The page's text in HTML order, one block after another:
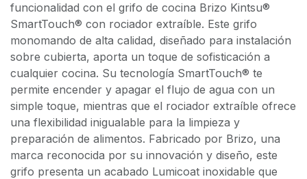
funcionalidad con el grifo de cocina Brizo Kintsu®
SmartTouch® con rociador extraíble. Este grifo
monomando de alta calidad, diseñado para instalación
sobre cubierta, aporta un toque de sofisticación a
cualquier cocina. Su tecnología SmartTouch® te
permite encender y apagar el flujo de agua con un
simple toque, mientras que el rociador extraíble ofrece
una flexibilidad inigualable para la limpieza y
preparación de alimentos. Fabricado por Brizo, una
marca reconocida por su innovación y diseño, este
grifo presenta un acabado Lumicoat inoxidable que